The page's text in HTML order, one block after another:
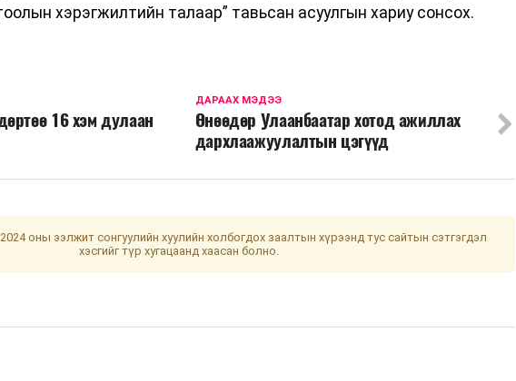
хэрэгжилтийн талаар” тавьсан асуулгын хариу сонсох.
ДАРААХ МЭДЭЭ
Өнөөдөр Улаанбаатар хотод ажиллах
дархлаажуулалтын цэгүүд
16 хэм дулаан
оны ээлжит сонгуулийн хуулийн холбогдох заалтын хүрээнд тус сайтын сэтгэгдэл
хэсгийг түр хугацаанд хаасан болно.